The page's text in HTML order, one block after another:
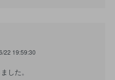
22 19:59:30
した。